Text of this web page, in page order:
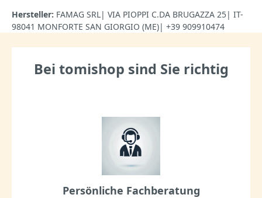
Hersteller: FAMAG SRL| VIA PIOPPI C.DA BRUGAZZA 25| IT-
98041 MONFORTE SAN GIORGIO (ME)| +39 909910474
Bei tomishop sind Sie richtig
Persönliche Fachberatung